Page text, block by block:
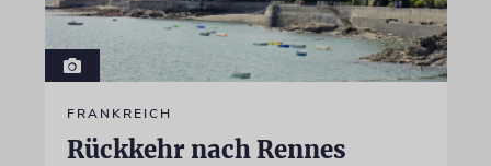
FRANKREICH
Rückkehr nach Rennes